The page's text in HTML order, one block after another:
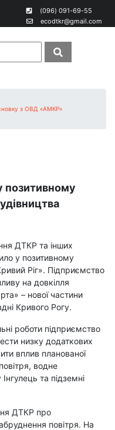
(096) 091-69-55
ecodtkr@gmail.com
з ОВД «АМКР»
позитивному
ДТКР та інших
у позитивному
Ріг». Підприємство
на довкілля
– нової частини
Кривого Рогу.
роботи підприємство
низку додаткових
вплив планованої
водне
та підземні
ДТКР про
повітря. На